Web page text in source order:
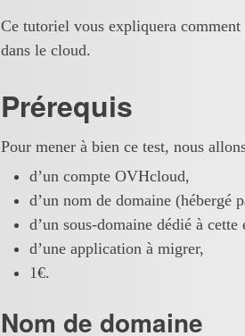
Ce tutoriel vous expliquera
dans le cloud.
Prérequis
Pour mener à bien ce test, nous
d’un compte OVHcloud,
d’un nom de domaine (hébergé
d’un sous-domaine dédié à
d’une application à migrer,
1€.
Nom de domaine